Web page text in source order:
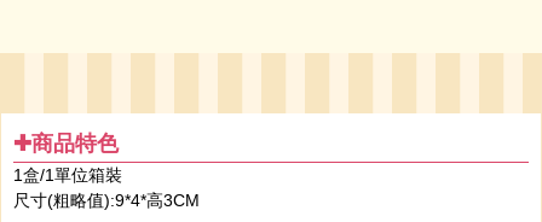
✚商品特色
1盒/1單位箱裝
尺寸(粗略值):9*4*高3CM